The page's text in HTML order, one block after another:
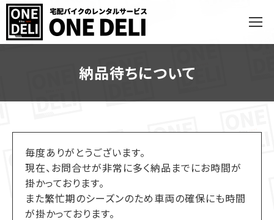
納品待ちについて
毎度ありがとうございます。
現在、お問合せが非常に多く納品までにお時間が
掛かっております。
また繁忙期のシーズンのため車両の確保にも時間
が掛かっております。